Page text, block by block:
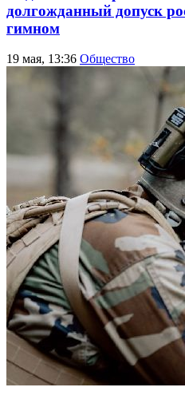
долгожданный допуск
гимном
19 мая, 13:36 Общество